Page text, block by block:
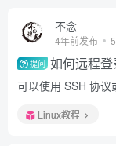
不念
4年前发布
提问 如何远程登
可以使用 SSH 协议
Linux教程